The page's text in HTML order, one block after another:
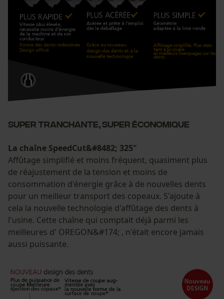
Super tranchante, super économique
La chaîne SpeedCut&#8482; 325"
Affûtage simplifié et moins fréquent, quasiment plus
de réajustement de la tension et moins de
consommation d'énergie grâce à de nouvelles dents
pour un meilleur transport des copeaux. S'ajoute à
cela la nouvelle technologie d'affûtage des dents à
l'usine. Cette chaîne qui comptait déjà parmi les
meilleures d' OREGON&#174; , n'était encore jamais
aussi puissante.